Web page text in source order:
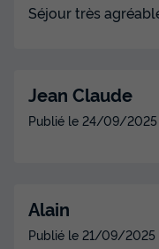
Séjour très
Jean Claude
Publié le 24/09/2025
Alain
Publié le 21/09/2025